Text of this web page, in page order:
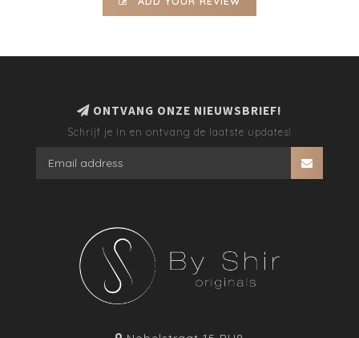
ONTVANG ONZE NIEUWSBRIEF!
Schrijf je in en ontvang de laatste updates!